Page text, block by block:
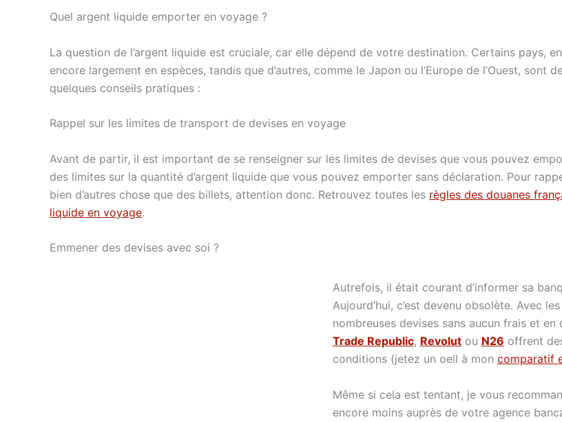
Quel argent liquide emporter en voyage ?
La question de l’argent liquide est cruciale, car elle dépend de votre destination. Certains pays,
encore largement en espèces, tandis que d’autres, comme le Japon ou l’Europe de l’Ouest,
quelques conseils pratiques :
Rappel sur les limites de transport de devises en voyage
Avant de partir, il est important de se renseigner sur les limites de devises que vous pouvez
des limites sur la quantité d’argent liquide que vous pouvez emporter sans déclaration. Pour
bien d’autres chose que des billets, attention donc. Retrouvez toutes les règles des douanes
liquide en voyage.
Emmener des devises avec soi ?
Autrefois, il était courant d’informer sa
Aujourd’hui, c’est devenu obsolète. Avec
nombreuses devises sans aucun frais et
Trade Republic, Revolutou N26 offrent
conditions (jetez un oeil à mon comparatif
Même si cela est tentant, je vous
encore moins auprès de votre agence